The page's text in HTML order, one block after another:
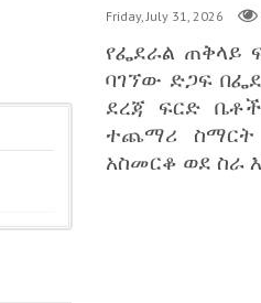
Friday, July 31, 2026
የፌደራል ጠቅላይ
ባገኘው ድጋፍ
ደረጃ ፍርድ
ተጨማሪ ስማርት
አስመርቆ ወደ ስራ